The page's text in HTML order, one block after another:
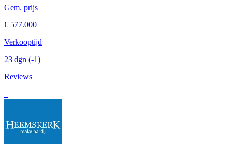
Gem. prijs
€ 577.000
Verkooptijd
23 dgn (-1)
Reviews
–